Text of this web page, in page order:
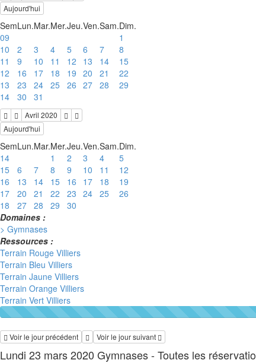
Aujourd'hui
SemLun.Mar.Mer.Jeu.Ven.Sam.Dim.
09
1
10
2 3 4 5 6 7
8
11
9 10 11 12 13 14
15
12
16 17 18 19 20 21
22
13
23 24 25 26 27 28
29
14
30 31
Avril 2020
Aujourd'hui
SemLun.Mar.Mer.Jeu.Ven.Sam.Dim.
14
1 2 3 4
5
15
6 7 8 9 10 11
12
16
13 14 15 16 17 18
19
17
20 21 22 23 24 25
26
18
27 28 29
30
Domaines :
> Gymnases
Ressources :
Terrain Rouge Villiers
Terrain Bleu Villiers
Terrain Jaune Villiers
Terrain Orange Villiers
Terrain Vert Villiers
Voir le jour précédent Voir le jour suivant
Lundi 23 mars 2020 Gymnases - Toutes les